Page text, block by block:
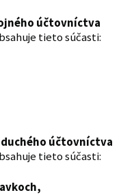
účtovníctva
tieto súčasti:
účtovníctva
tieto súčasti: